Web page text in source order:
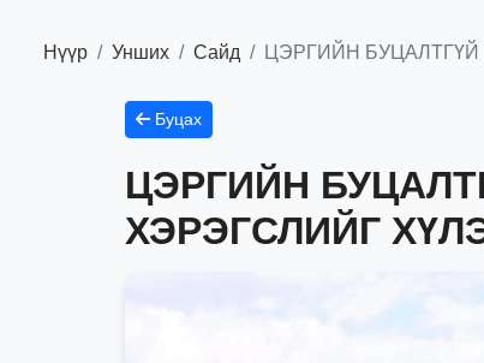
Нүүр Унших Сайд ЦЭРГИЙН
Буцах
ЦЭРГИЙН
ХЭРЭГСЛИЙГ